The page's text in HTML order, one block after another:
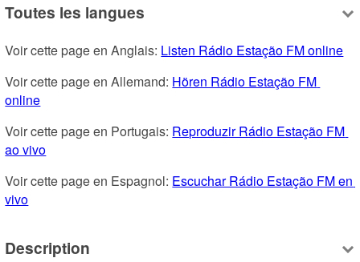
Toutes les langues
Voir cette page en Anglais: Listen Rádio Estação FM online
Voir cette page en Allemand: Hören Rádio Estação FM
online
Voir cette page en Portugais: Reproduzir Rádio Estação FM
ao vivo
Voir cette page en Espagnol: Escuchar Rádio Estação FM en
vivo
Description